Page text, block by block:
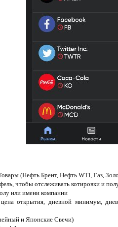
(Нефть Брент, Нефть WTI, Газ,
чтобы отслеживать котировки и
или имени компании
открытия, дневной минимум,
и Японские Свечи)